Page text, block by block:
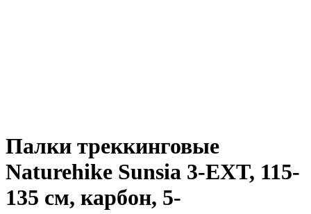
Палки треккинговые
Naturehike Sunsia 3-EXT, 115-
135 см, карбон, 5-